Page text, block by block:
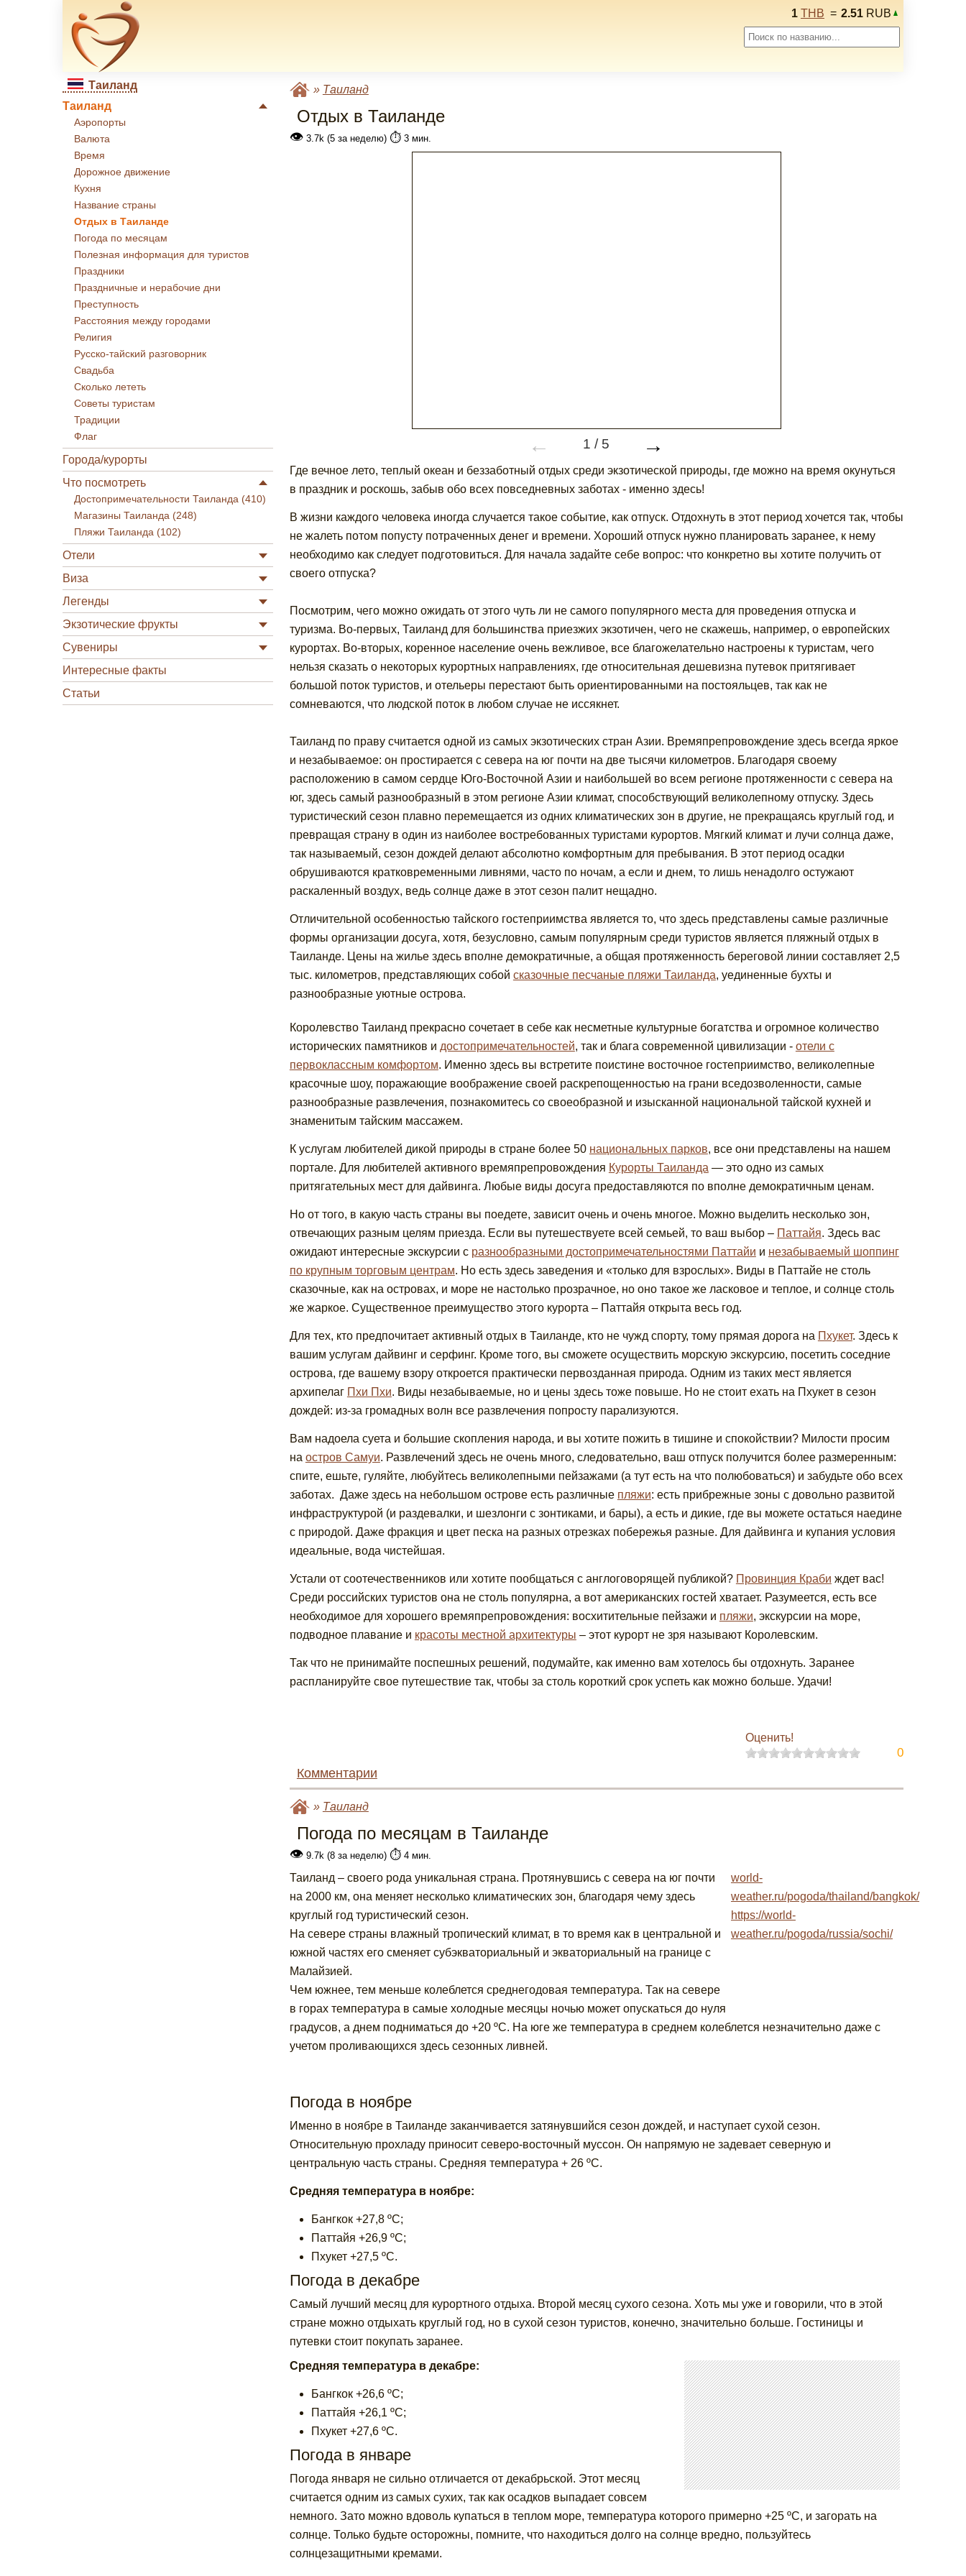
1 THB = 2.51 RUB
Таиланд
Таиланд
Аэропорты
Валюта
Время
Дорожное движение
Кухня
Название страны
Отдых в Таиланде
Погода по месяцам
Полезная информация для туристов
Праздники
Праздничные и нерабочие дни
Преступность
Расстояния между городами
Религия
Русско-тайский разговорник
Свадьба
Сколько лететь
Советы туристам
Традиции
Флаг
Города/курорты
Что посмотреть
Достопримечательности Таиланда (410)
Магазины Таиланда (248)
Пляжи Таиланда (102)
Отели
Виза
Легенды
Экзотические фрукты
Сувениры
Интересные факты
Статьи
» Таиланд
Отдых в Таиланде
👁3.7k (5 за неделю) ⏱️3 мин.
← 1 / 5 →
Где вечное лето, теплый океан и беззаботный отдых среди экзотической природы, где можно на время окунуться
в праздник и роскошь, забыв обо всех повседневных заботах - именно здесь!
В жизни каждого человека иногда случается такое событие, как отпуск. Отдохнуть в этот период хочется так, чтобы
не жалеть потом попусту потраченных денег и времени. Хороший отпуск нужно планировать заранее, к нему
необходимо как следует подготовиться. Для начала задайте себе вопрос: что конкретно вы хотите получить от
своего отпуска?
Посмотрим, чего можно ожидать от этого чуть ли не самого популярного места для проведения отпуска и
туризма. Во-первых, Таиланд для большинства приезжих экзотичен, чего не скажешь, например, о европейских
курортах. Во-вторых, коренное население очень вежливое, все благожелательно настроены к туристам, чего
нельзя сказать о некоторых курортных направлениях, где относительная дешевизна путевок притягивает
большой поток туристов, и отельеры перестают быть ориентированными на постояльцев, так как не
сомневаются, что людской поток в любом случае не иссякнет.
Таиланд по праву считается одной из самых экзотических стран Азии. Времяпрепровождение здесь всегда яркое
и незабываемое: он простирается с севера на юг почти на две тысячи километров. Благодаря своему
расположению в самом сердце Юго-Восточной Азии и наибольшей во всем регионе протяженности с севера на
юг, здесь самый разнообразный в этом регионе Азии климат, способствующий великолепному отпуску. Здесь
туристический сезон плавно перемещается из одних климатических зон в другие, не прекращаясь круглый год, и
превращая страну в один из наиболее востребованных туристами курортов. Мягкий климат и лучи солнца даже,
так называемый, сезон дождей делают абсолютно комфортным для пребывания. В этот период осадки
обрушиваются кратковременными ливнями, часто по ночам, а если и днем, то лишь ненадолго остужают
раскаленный воздух, ведь солнце даже в этот сезон палит нещадно.
Отличительной особенностью тайского гостеприимства является то, что здесь представлены самые различные
формы организации досуга, хотя, безусловно, самым популярным среди туристов является пляжный отдых в
Таиланде. Цены на жилье здесь вполне демократичные, а общая протяженность береговой линии составляет 2,5
тыс. километров, представляющих собой сказочные песчаные пляжи Таиланда, уединенные бухты и
разнообразные уютные острова.
Королевство Таиланд прекрасно сочетает в себе как несметные культурные богатства и огромное количество
исторических памятников и достопримечательностей, так и блага современной цивилизации - отели с
первоклассным комфортом. Именно здесь вы встретите поистине восточное гостеприимство, великолепные
красочные шоу, поражающие воображение своей раскрепощенностью на грани вседозволенности, самые
разнообразные развлечения, познакомитесь со своеобразной и изысканной национальной тайской кухней и
знаменитым тайским массажем.
К услугам любителей дикой природы в стране более 50 национальных парков, все они представлены на нашем
портале. Для любителей активного времяпрепровождения Курорты Таиланда — это одно из самых
притягательных мест для дайвинга. Любые виды досуга предоставляются по вполне демократичным ценам.
Но от того, в какую часть страны вы поедете, зависит очень и очень многое. Можно выделить несколько зон,
отвечающих разным целям приезда. Если вы путешествуете всей семьей, то ваш выбор – Паттайя. Здесь вас
ожидают интересные экскурсии с разнообразными достопримечательностями Паттайи и незабываемый шоппинг
по крупным торговым центрам. Но есть здесь заведения и «только для взрослых». Виды в Паттайе не столь
сказочные, как на островах, и море не настолько прозрачное, но оно такое же ласковое и теплое, и солнце столь
же жаркое. Существенное преимущество этого курорта – Паттайя открыта весь год.
Для тех, кто предпочитает активный отдых в Таиланде, кто не чужд спорту, тому прямая дорога на Пхукет. Здесь к
вашим услугам дайвинг и серфинг. Кроме того, вы сможете осуществить морскую экскурсию, посетить соседние
острова, где вашему взору откроется практически первозданная природа. Одним из таких мест является
архипелаг Пхи Пхи. Виды незабываемые, но и цены здесь тоже повыше. Но не стоит ехать на Пхукет в сезон
дождей: из-за громадных волн все развлечения попросту парализуются.
Вам надоела суета и большие скопления народа, и вы хотите пожить в тишине и спокойствии? Милости просим
на остров Самуи. Развлечений здесь не очень много, следовательно, ваш отпуск получится более размеренным:
спите, ешьте, гуляйте, любуйтесь великолепными пейзажами (а тут есть на что полюбоваться) и забудьте обо всех
заботах. Даже здесь на небольшом острове есть различные пляжи: есть прибрежные зоны с довольно развитой
инфраструктурой (и раздевалки, и шезлонги с зонтиками, и бары), а есть и дикие, где вы можете остаться наедине
с природой. Даже фракция и цвет песка на разных отрезках побережья разные. Для дайвинга и купания условия
идеальные, вода чистейшая.
Устали от соотечественников или хотите пообщаться с англоговорящей публикой? Провинция Краби ждет вас!
Среди российских туристов она не столь популярна, а вот американских гостей хватает. Разумеется, есть все
необходимое для хорошего времяпрепровождения: восхитительные пейзажи и пляжи, экскурсии на море,
подводное плавание и красоты местной архитектуры – этот курорт не зря называют Королевским.
Так что не принимайте поспешных решений, подумайте, как именно вам хотелось бы отдохнуть. Заранее
распланируйте свое путешествие так, чтобы за столь короткий срок успеть как можно больше. Удачи!
Оценить!
0
Комментарии
» Таиланд
Погода по месяцам в Таиланде
👁9.7k (8 за неделю) ⏱️4 мин.
world-
weather.ru/pogoda/thailand/bangkok/
https://world-
weather.ru/pogoda/russia/sochi/
Таиланд – своего рода уникальная страна. Протянувшись с севера на юг почти
на 2000 км, она меняет несколько климатических зон, благодаря чему здесь
круглый год туристический сезон.
На севере страны влажный тропический климат, в то время как в центральной и
южной частях его сменяет субэкваториальный и экваториальный на границе с
Малайзией.
Чем южнее, тем меньше колеблется среднегодовая температура. Так на севере
в горах температура в самые холодные месяцы ночью может опускаться до нуля
градусов, а днем подниматься до +20 ºС. На юге же температура в среднем колеблется незначительно даже с
учетом проливающихся здесь сезонных ливней.
Погода в ноябре
Именно в ноябре в Таиланде заканчивается затянувшийся сезон дождей, и наступает сухой сезон.
Относительную прохладу приносит северо-восточный муссон. Он напрямую не задевает северную и
центральную часть страны. Средняя температура + 26 ºС.
Средняя температура в ноябре:
Бангкок +27,8 ºС;
Паттайя +26,9 ºС;
Пхукет +27,5 ºС.
Погода в декабре
Самый лучший месяц для курортного отдыха. Второй месяц сухого сезона. Хоть мы уже и говорили, что в этой
стране можно отдыхать круглый год, но в сухой сезон туристов, конечно, значительно больше. Гостиницы и
путевки стоит покупать заранее.
Средняя температура в декабре:
Бангкок +26,6 ºС;
Паттайя +26,1 ºС;
Пхукет +27,6 ºС.
Погода в январе
Погода января не сильно отличается от декабрьской. Этот месяц
считается одним из самых сухих, так как осадков выпадает совсем
немного. Зато можно вдоволь купаться в теплом море, температура которого примерно +25 ºС, и загорать на
солнце. Только будьте осторожны, помните, что находиться долго на солнце вредно, пользуйтесь
солнцезащитными кремами.